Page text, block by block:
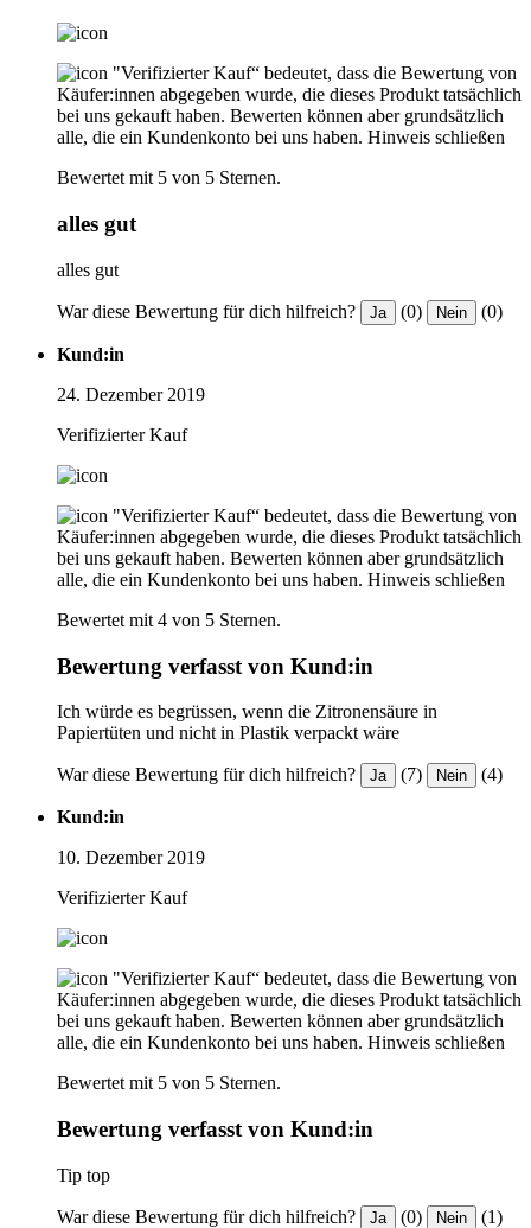
"Verifizierter Kauf“ bedeutet, dass die Bewertung von
Käufer:innen abgegeben wurde, die dieses Produkt tatsächlich
bei uns gekauft haben. Bewerten können aber grundsätzlich
alle, die ein Kundenkonto bei uns haben. Hinweis schließen
Bewertet mit 5 von 5 Sternen.
alles gut
alles gut
War diese Bewertung für dich hilfreich? Ja (0) Nein (0)
Kund:in
24. Dezember 2019
Verifizierter Kauf
"Verifizierter Kauf“ bedeutet, dass die Bewertung von
Käufer:innen abgegeben wurde, die dieses Produkt tatsächlich
bei uns gekauft haben. Bewerten können aber grundsätzlich
alle, die ein Kundenkonto bei uns haben. Hinweis schließen
Bewertet mit 4 von 5 Sternen.
Bewertung verfasst von Kund:in
Ich würde es begrüssen, wenn die Zitronensäure in
Papiertüten und nicht in Plastik verpackt wäre
War diese Bewertung für dich hilfreich? Ja (7) Nein (4)
Kund:in
10. Dezember 2019
Verifizierter Kauf
"Verifizierter Kauf“ bedeutet, dass die Bewertung von
Käufer:innen abgegeben wurde, die dieses Produkt tatsächlich
bei uns gekauft haben. Bewerten können aber grundsätzlich
alle, die ein Kundenkonto bei uns haben. Hinweis schließen
Bewertet mit 5 von 5 Sternen.
Bewertung verfasst von Kund:in
Tip top
War diese Bewertung für dich hilfreich? Ja (0) Nein (1)